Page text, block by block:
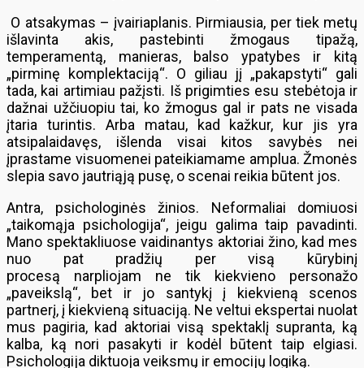
O atsakymas – įvairiaplanis. Pirmiausia, per tiek metų
išlavinta akis, pastebinti žmogaus tipažą,
temperamentą, manieras, balso ypatybes ir kitą
„pirminę komplektaciją“. O giliau jį „pakapstyti“ gali
tada, kai artimiau pažįsti. Iš prigimties esu stebėtoja ir
dažnai užčiuopiu tai, ko žmogus gal ir pats ne visada
įtaria turintis. Arba matau, kad kažkur, kur jis yra
atsipalaidavęs, išlenda visai kitos savybės nei
įprastame visuomenei pateikiamame amplua. Žmonės
slepia savo jautriąją pusę, o scenai reikia būtent jos.
Antra, psichologinės žinios. Neformaliai domiuosi
„taikomąja psichologija“, jeigu galima taip pavadinti.
Mano spektakliuose vaidinantys aktoriai žino, kad mes
nuo pat pradžių per visą kūrybinį
procesą narpliojam ne tik kiekvieno personažo
„paveikslą“, bet ir jo santykį į kiekvieną scenos
partnerį, į kiekvieną situaciją. Ne veltui ekspertai nuolat
mus pagiria, kad aktoriai visą spektaklį supranta, ką
kalba, ką nori pasakyti ir kodėl būtent taip elgiasi.
Psichologija diktuoja veiksmų ir emocijų logiką.